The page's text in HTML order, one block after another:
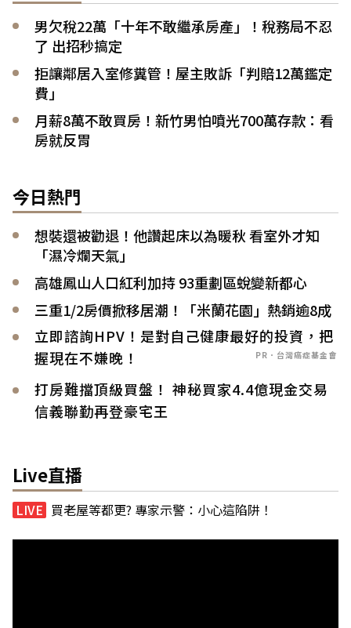
男欠稅22萬「十年不敢繼承房產」！稅務局不忍
了 出招秒搞定
拒讓鄰居入室修糞管！屋主敗訴「判賠12萬鑑定
費」
月薪8萬不敢買房！新竹男怕噴光700萬存款：看
房就反胃
今日熱門
想裝還被勸退！他讚起床以為暖秋 看室外才知
「濕冷爛天氣」
高雄鳳山人口紅利加持 93重劃區蛻變新都心
三重1/2房價掀移居潮！「米蘭花園」熱銷逾8成
立即諮詢HPV！是對自己健康最好的投資，把
握現在不嫌晚！
PR．台灣癌症基金會
打房難擋頂級買盤！ 神秘買家4.4億現金交易
信義聯勤再登豪宅王
Live直播
買老屋等都更? 專家示警：小心這陷阱！